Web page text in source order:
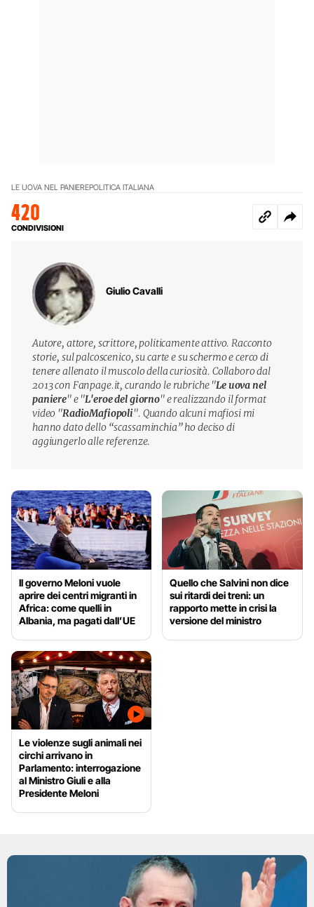
LE UOVA NEL PANIEREPOLITICA ITALIANA
420
CONDIVISIONI
Giulio Cavalli
Autore, attore, scrittore, politicamente attivo. Racconto
storie, sul palcoscenico, su carte e su schermo e cerco di
tenere allenato il muscolo della curiosità. Collaboro dal
2013 con Fanpage.it, curando le rubriche "Le uova nel
paniere" e "L'eroe del giorno" e realizzando il format
video "RadioMafiopoli". Quando alcuni mafiosi mi
hanno dato dello “scassaminchia” ho deciso di
aggiungerlo alle referenze.
Il governo Meloni vuole
aprire dei centri migranti in
Africa: come quelli in
Albania, ma pagati dall’UE
Quello che Salvini non dice
sui ritardi dei treni: un
rapporto mette in crisi la
versione del ministro
Le violenze sugli animali nei
circhi arrivano in
Parlamento: interrogazione
al Ministro Giuli e alla
Presidente Meloni